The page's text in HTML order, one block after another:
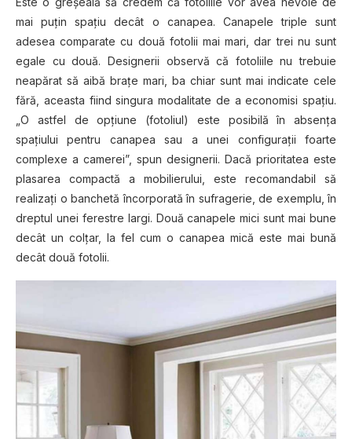
mai puţin spaţiu decât o canapea. Canapele triple sunt
adesea comparate cu două fotolii mai mari, dar trei nu sunt
egale cu două. Designerii observă că fotoliile nu trebuie
neapărat să aibă braţe mari, ba chiar sunt mai indicate cele
fără, aceasta fiind singura modalitate de a economisi spaţiu.
„O astfel de opţiune (fotoliul) este posibilă în absenţa
spaţiului pentru canapea sau a unei configuraţii foarte
complexe a camerei”, spun designerii. Dacă prioritatea este
plasarea compactă a mobilierului, este recomandabil să
realizaţi o banchetă încorporată în sufragerie, de exemplu, în
dreptul unei ferestre largi. Două canapele mici sunt mai bune
decât un colţar, la fel cum o canapea mică este mai bună
decât două fotolii.